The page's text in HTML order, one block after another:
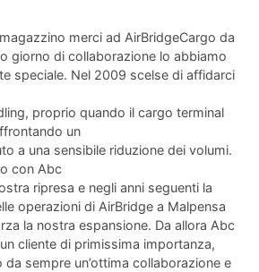
merci ad AirBridgeCargo da
giorno di collaborazione lo abbiamo
speciale. Nel 2009 scelse di affidarci
proprio quando il cargo terminal
un
a una sensibile riduzione dei volumi.
con Abc
ripresa e negli anni seguenti la
operazioni di AirBridge a Malpensa
la nostra espansione. Da allora Abc
cliente di primissima importanza,
sempre un’ottima collaborazione e